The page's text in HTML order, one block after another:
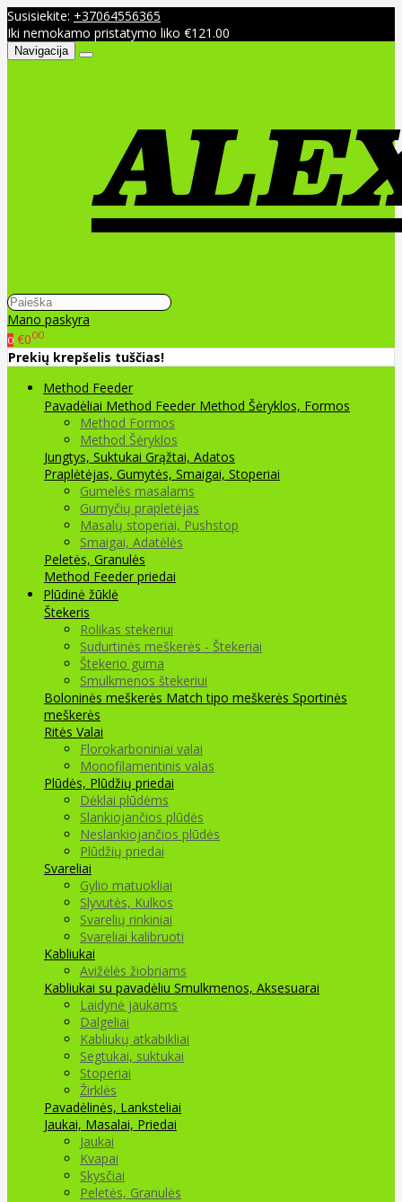
Susisiekite: +37064556365
Iki nemokamo pristatymo liko €121.00
Navigacija
Mano paskyra
0 €000
Prekių krepšelis tuščias!
Method Feeder
Pavadėliai Method Feeder Method Šėryklos, Formos
Method Formos
Method Šėryklos
Jungtys, Suktukai Grąžtai, Adatos
Praplėtėjas, Gumytės, Smaigai, Stoperiai
Gumelės masalams
Gumyčių prapletėjas
Masalų stoperiai, Pushstop
Smaigai, Adatėlės
Peletės, Granulės
Method Feeder priedai
Plūdinė žūklė
Štekeris
Rolikas stekeriui
Sudurtinės meškerės - Štekeriai
Štekerio guma
Smulkmenos štekeriui
Boloninės meškerės Match tipo meškerės Sportinės
meškerės
Ritės Valai
Florokarboniniai valai
Monofilamentinis valas
Plūdės, Plūdžių priedai
Dėklai plūdėms
Slankiojančios plūdės
Neslankiojančios plūdės
Plūdžių priedai
Svareliai
Gylio matuokliai
Slyvutės, Kulkos
Svarelių rinkiniai
Svareliai kalibruoti
Kabliukai
Avižėlės žiobriams
Kabliukai su pavadėliu Smulkmenos, Aksesuarai
Laidynė jaukams
Dalgeliai
Kabliukų atkabikliai
Segtukai, suktukai
Stoperiai
Žirklės
Pavadėlinės, Lanksteliai
Jaukai, Masalai, Priedai
Jaukai
Kvapai
Skysčiai
Peletės, Granulės